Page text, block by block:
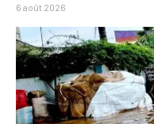
6 août 2026